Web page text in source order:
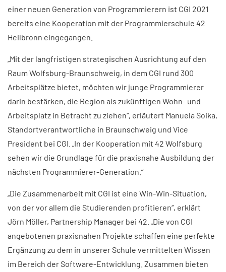
einer neuen Generation von Programmierern ist CGI 2021
bereits eine Kooperation mit der Programmierschule 42
Heilbronn eingegangen.
„Mit der langfristigen strategischen Ausrichtung auf den
Raum Wolfsburg-Braunschweig, in dem CGI rund 300
Arbeitsplätze bietet, möchten wir junge Programmierer
darin bestärken, die Region als zukünftigen Wohn- und
Arbeitsplatz in Betracht zu ziehen“, erläutert Manuela Soika,
Standortverantwortliche in Braunschweig und Vice
President bei CGI. „In der Kooperation mit 42 Wolfsburg
sehen wir die Grundlage für die praxisnahe Ausbildung der
nächsten Programmierer-Generation.“
„Die Zusammenarbeit mit CGI ist eine Win-Win-Situation,
von der vor allem die Studierenden profitieren“, erklärt
Jörn Möller, Partnership Manager bei 42. „Die von CGI
angebotenen praxisnahen Projekte schaffen eine perfekte
Ergänzung zu dem in unserer Schule vermittelten Wissen
im Bereich der Software-Entwicklung. Zusammen bieten